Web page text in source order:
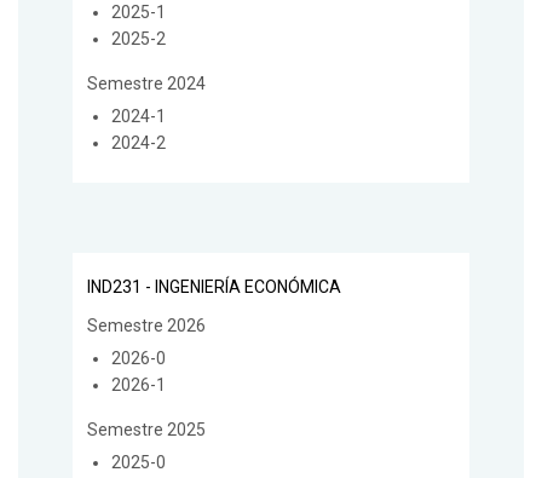
2025-1
2025-2
Semestre 2024
2024-1
2024-2
IND231 - INGENIERÍA ECONÓMICA
Semestre 2026
2026-0
2026-1
Semestre 2025
2025-0